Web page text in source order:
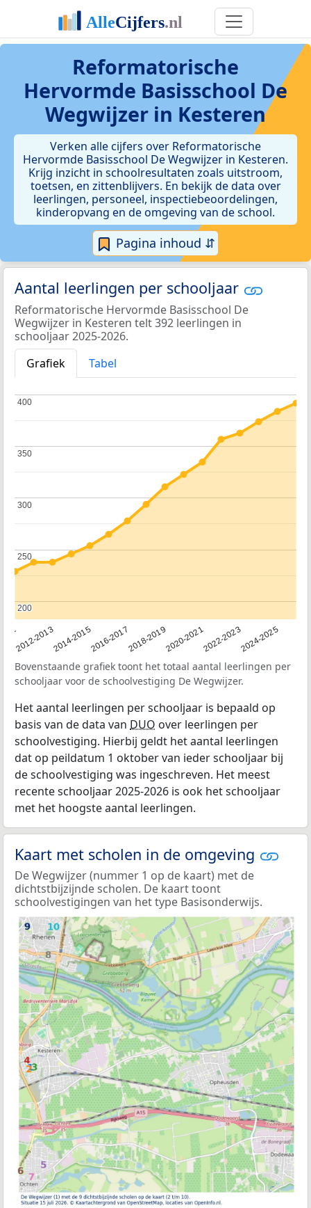
Reformatorische
Hervormde Basisschool De
Wegwijzer in Kesteren
Verken alle cijfers over Reformatorische
Hervormde Basisschool De Wegwijzer in Kesteren.
Krijg inzicht in schoolresultaten zoals uitstroom,
toetsen, en zittenblijvers. En bekijk de data over
leerlingen, personeel, inspectiebeoordelingen,
kinderopvang en de omgeving van de school.
Pagina inhoud ⇵
Aantal leerlingen per schooljaar
Reformatorische Hervormde Basisschool De
Wegwijzer in Kesteren telt 392 leerlingen in
schooljaar 2025-2026.
Grafiek
Tabel
2012-20132014-20152016-20172018-20192020-20212022-20232024-2025
200
200
250
250
300
300
350
350
400
400
Bovenstaande grafiek toont het totaal aantal leerlingen per
schooljaar voor de schoolvestiging De Wegwijzer.
Het aantal leerlingen per schooljaar is bepaald op
basis van de data van DUO over leerlingen per
schoolvestiging. Hierbij geldt het aantal leerlingen
dat op peildatum 1 oktober van ieder schooljaar bij
de schoolvestiging was ingeschreven. Het meest
recente schooljaar 2025-2026 is ook het schooljaar
met het hoogste aantal leerlingen.
Kaart met scholen in de omgeving
De Wegwijzer (nummer 1 op de kaart) met de
dichtstbijzijnde scholen. De kaart toont
schoolvestigingen van het type Basisonderwijs.